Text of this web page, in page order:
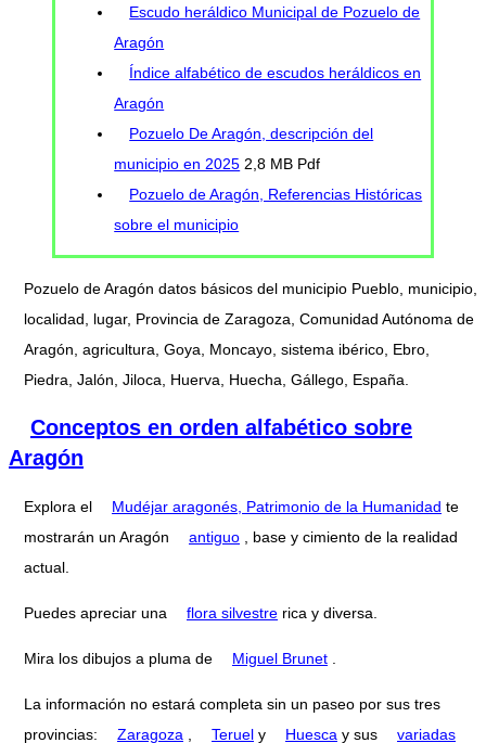
Escudo heráldico Municipal de Pozuelo de
Aragón
Índice alfabético de escudos heráldicos en
Aragón
Pozuelo De Aragón, descripción del
municipio en 2025 2,8 MB Pdf
Pozuelo de Aragón, Referencias Históricas
sobre el municipio
Pozuelo de Aragón datos básicos del municipio Pueblo, municipio,
localidad, lugar, Provincia de Zaragoza, Comunidad Autónoma de
Aragón, agricultura, Goya, Moncayo, sistema ibérico, Ebro,
Piedra, Jalón, Jiloca, Huerva, Huecha, Gállego, España.
Conceptos en orden alfabético sobre
Aragón
Explora el Mudéjar aragonés, Patrimonio de la Humanidad te
mostrarán un Aragón
antiguo , base y cimiento de la realidad
actual.
Puedes apreciar una flora silvestre rica y diversa.
Mira los dibujos a pluma de Miguel Brunet
La información no estará completa sin un paseo por sus tres
provincias:
Zaragoza Teruel y Huesca y sus
variadas